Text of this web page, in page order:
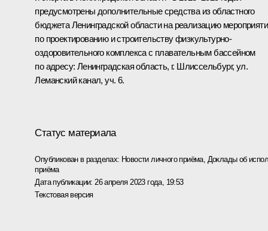
предусмотрены дополнительные средства из областного
бюджета Ленинградской области на реализацию
по проектированию и строительству физкультурно-
оздоровительного комплекса с плавательным бассейном
по адресу: Ленинградская область, г. Шлиссельбург, ул.
Леманский канал, уч. 6.
Статус материала
Опубликован в разделах: Новости личного приёма, Доклады об
приёма
Дата публикации: 26 апреля 2023 года, 19:53
Текстовая версия